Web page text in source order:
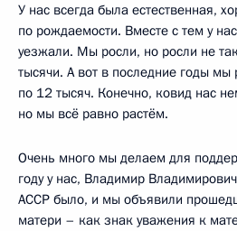
У нас всегда была естественная,
по рождаемости. Вместе с тем у
уезжали. Мы росли, но росли не
тысячи. А вот в последние годы мы
по 12 тысяч. Конечно, ковид нас
но мы всё равно растём.
Очень много мы делаем для
году у нас, Владимир
АССР было, и мы объявили
матери – как знак уважения к